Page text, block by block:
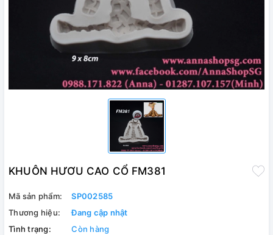
KHUÔN HƯƠU CAO CỔ FM381
Mã sản phẩm:
SP002585
Thương hiệu:
Đang cập nhật
Tình trạng:
Còn hàng